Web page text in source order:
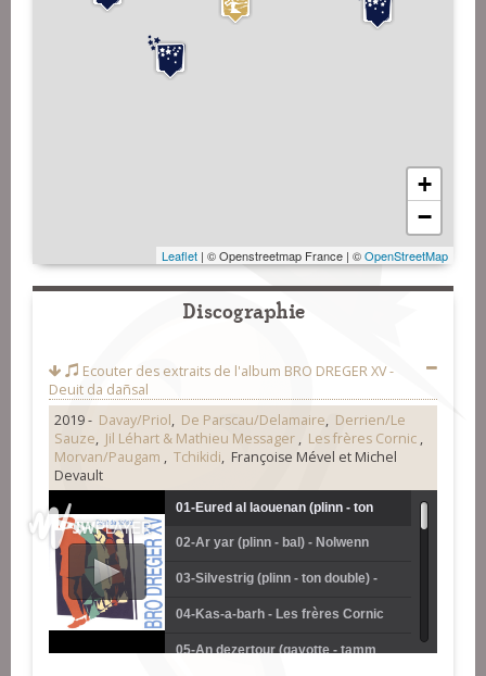
+
−
Leaflet | © Openstreetmap France | ©OpenStreetMap
Discographie
Ecouter des extraits de l'album BRO DREGER XV -
Deuit da dañsal
2019 - Davay/Priol, De Parscau/Delamaire, Derrien/Le
Sauze, Jil Léhart & Mathieu Messager , Les frères Cornic ,
Morvan/Paugam , Tchikidi, Françoise Mével et Michel
Devault
01-Eured al laouenan (plinn - ton
simple) - Nolwenn Morvan et Anne
Paugam
02-Ar yar (plinn - bal) - Nolwenn
Morvan et Anne Paugam
03-Silvestrig (plinn - ton double) -
Nolwenn Morvan et Anne Paugam
04-Kas-a-barh - Les frères Cornic
05-An dezertour (gavotte - tamm